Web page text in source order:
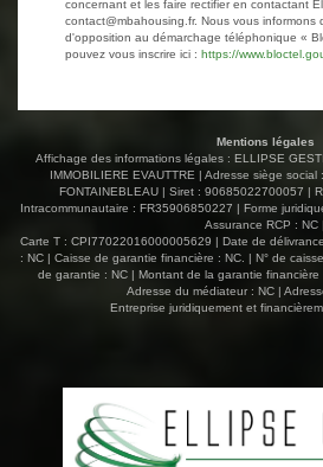
concernant et les faire rectifier en contactant
contact@mbahousing.fr. Nous vous informons
d'opposition au démarchage téléphonique «
pouvez vous inscrire ici : https://
Mentions légales
Affichage des informations légales : ELLIPSE
IMMOBILIERE EVAUTTRE | Adresse siège
FONTAINEBLEAU | Siret : 90685022700057 |
Intracommunautaire : FR35906850227 | Forme
Assurance RCP : NC |
Carte T : CPI77022016000005629 | Date de
: NC | Caisse de garantie financière : NC. | N° de
de garantie : NC | Montant de la garantie financière
Adresse du médiateur : NC |
Entreprise juridiquement et